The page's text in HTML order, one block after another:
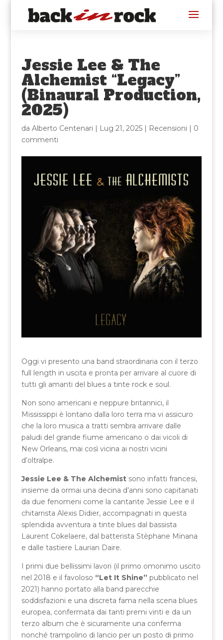
Jessie Lee & The
Alchemist “Legacy”
(Binaural Production,
2025)
da Alberto Centenari | Lug 21, 2025| Recensioni | 0
commenti
Oggi vi presento una band straordinaria con il terzo
full length in uscita e pronta per arrivare al cuore di
tutti gli amanti del blues a tinte rock e soul.
Non sono americani e neppure britannici, il
Mississippi è lontano dalla loro terra ma vi assicuro
che la loro musica a tratti sembra arrivare dalle
paludi del grande fiume americano o dai vicoli di
New Orleans, mai così vicina ai nostri vicini
d’oltralpe.
Jessie Lee & The Alchemistsono infatti francesi,
insieme da ormai una decina d’anni sono capitanati
da due fenomeni come la cantante Jessie Lee e il
chitarrista Alexis Didier, accompagnati in questa
splendida avventura a tinte blues dal bassista
Laurent Cokelaere, dal batterista Stèphane Minana
e dalle tastiere Laurian Daire.
I primi due bellissimi lavori (il primo omonimo uscito
nel 2018 e il favoloso “Let It Shine” pubblicato nel
2021) hanno portato alla band parecchie
soddisfazioni e una discreta fama nella scena blues
europea, confermata dai tanti premi vinti e da un
terzo album che è sicuramente una conferma
nonché trampolino di lancio per un posto di primo